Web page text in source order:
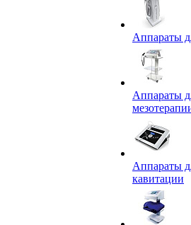
Аппараты
Аппараты
Аппараты
кавитации